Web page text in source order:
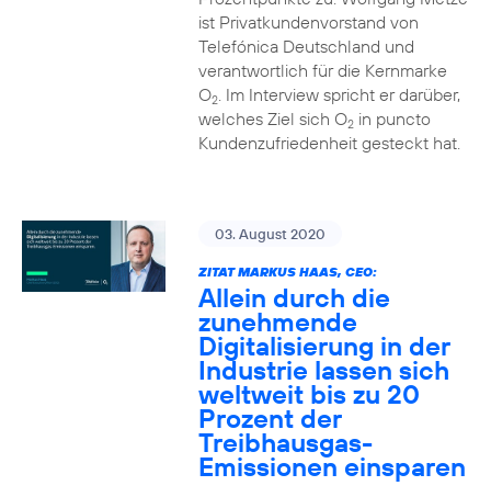
ist Privatkundenvorstand von
Telefónica Deutschland und
verantwortlich für die Kernmarke
O2. Im Interview spricht er darüber,
welches Ziel sich O2in puncto
Kundenzufriedenheit gesteckt hat.
03. August 2020
ZITAT MARKUS HAAS, CEO:
Allein durch die
zunehmende
Digitalisierung in der
Industrie lassen sich
weltweit bis zu 20
Prozent der
Treibhausgas-
Emissionen einsparen